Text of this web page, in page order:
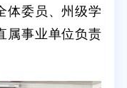
体委员、州级学
属事业单位负责